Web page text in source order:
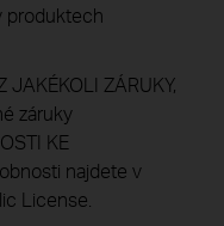
produktech
ZÁRUKY,
záruky
KE
najdete v
License.